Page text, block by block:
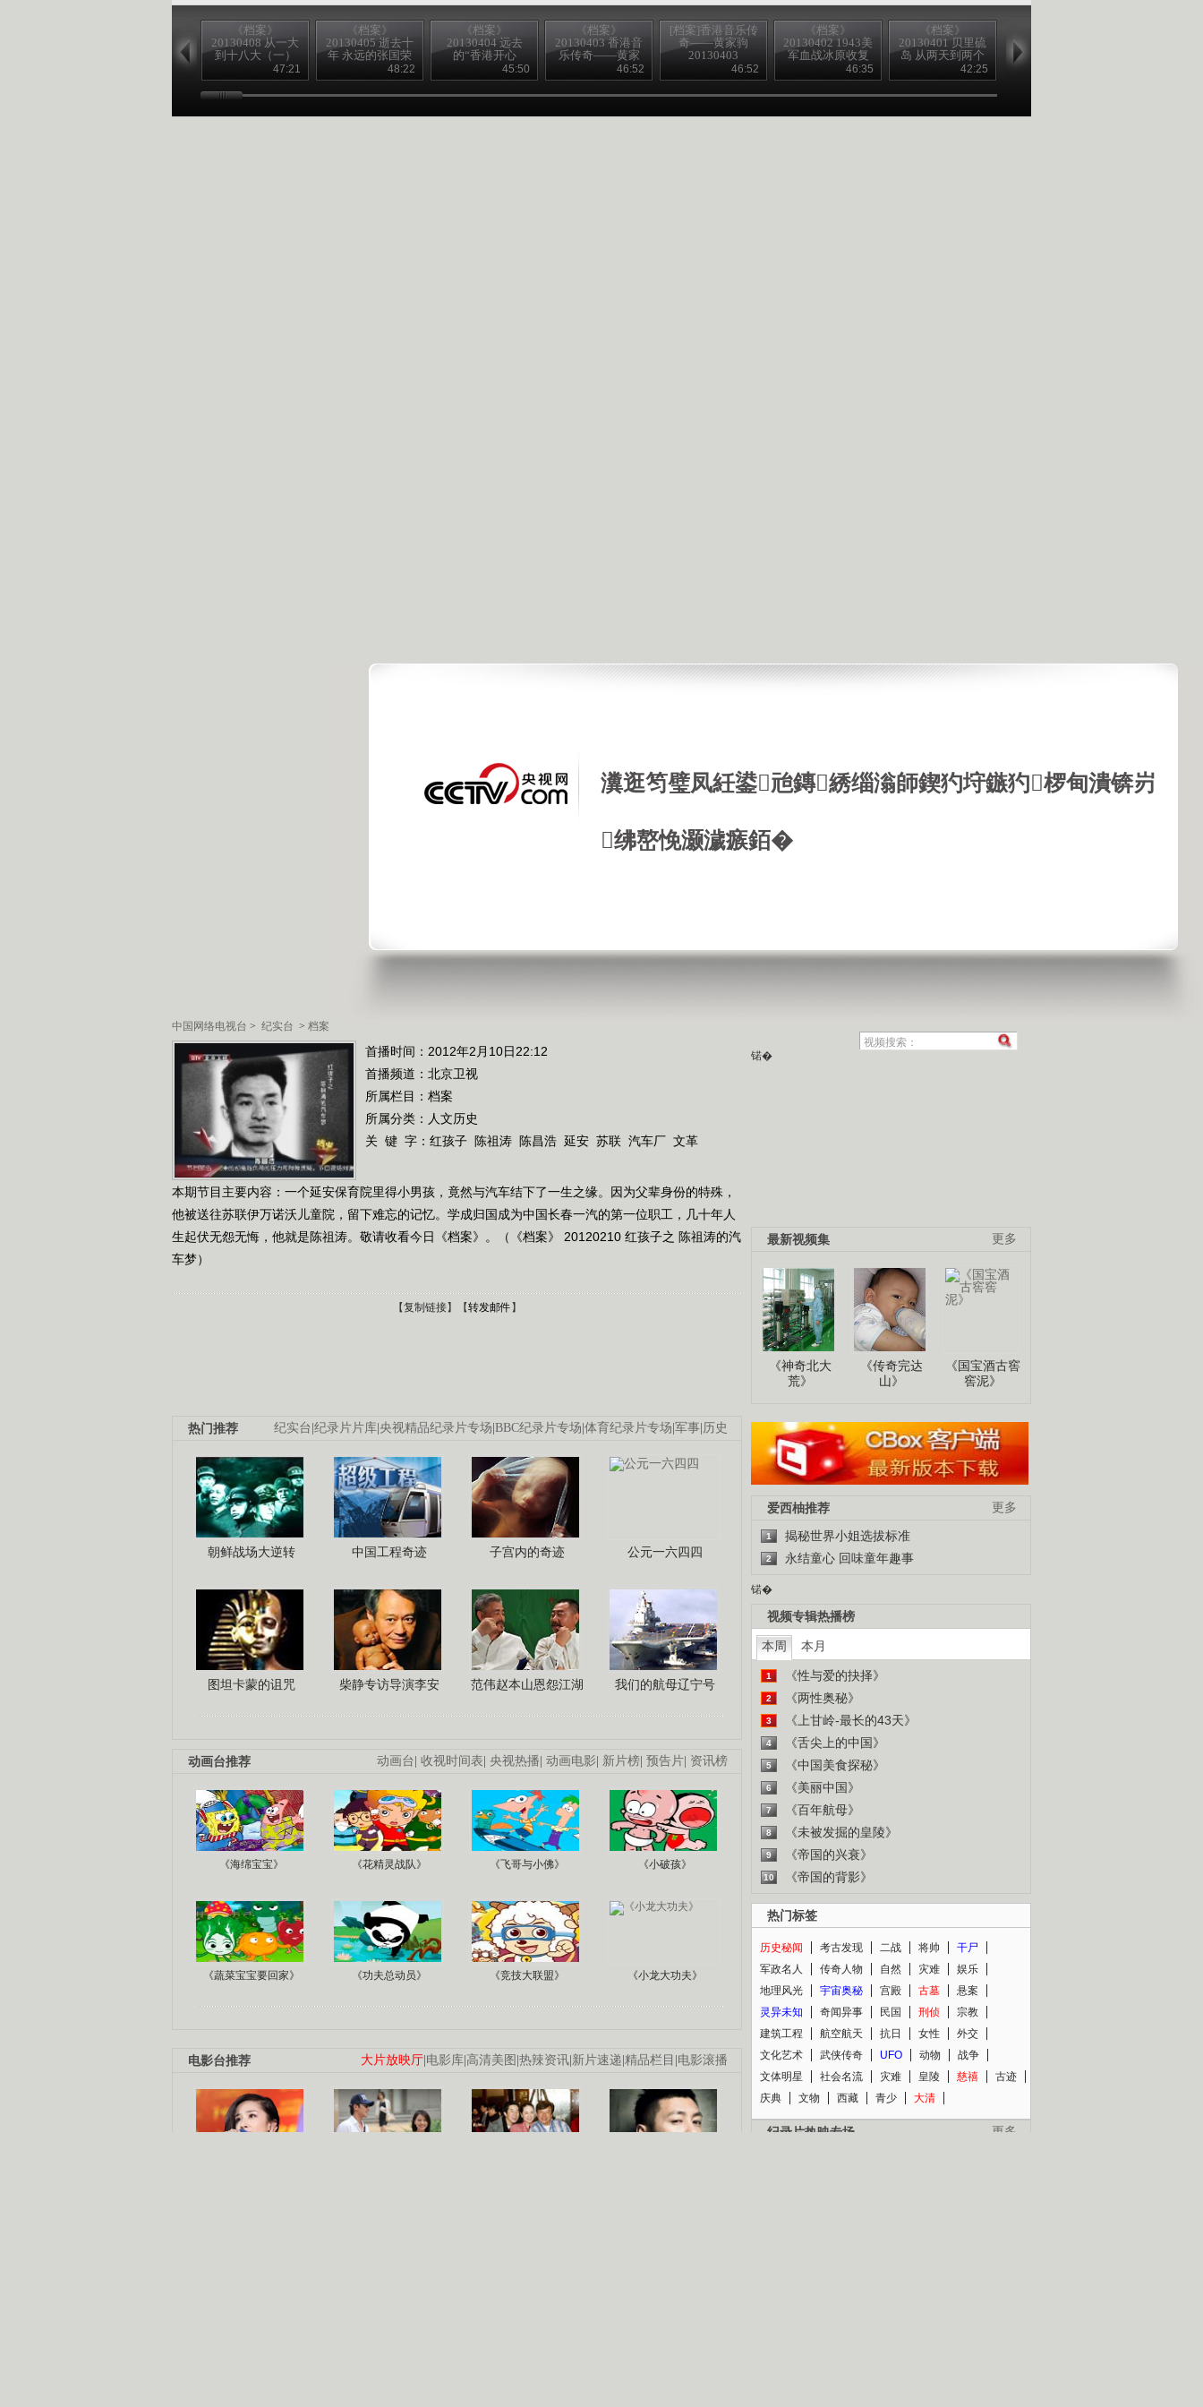
瀵逛笉璧凤紝鍙兘鏄綉缁滃師鍥犳垨鏃犳椤甸潰锛岃
绋嶅悗灏濊瘯銆�
中国网络电视台 > 纪实台 > 档案
《档案》
20130408 从一大
到十八大（一）
47:21
《档案》
20130405 逝去十
年 永远的张国荣
48:22
《档案》
20130404 远去
的“香港开心
果”沈殿霞45:50
《档案》
20130403 香港音
乐传奇——黄家
46:52
[档案]香港音乐传
奇——黄家驹
20130403
46:52
《档案》
20130402 1943美
军血战冰原收复
46:35
《档案》
20130401 贝里硫
岛 从两天到两个
42:25
20130329 悍匪周
首播时间：2012年2月10日22:12
首播频道： 北京卫视
所属栏目： 档案
所属分类：人文历史
关 键 字： 红孩子 陈祖涛 陈昌浩 延安 苏联 汽车厂 文革
本期节目主要内容：一个延安保育院里得小男孩，竟然与汽车结下了一生之缘。因为父辈身份的特殊，
他被送往苏联伊万诺沃儿童院，留下难忘的记忆。学成归国成为中国长春一汽的第一位职工，几十年人
生起伏无怨无悔，他就是陈祖涛。敬请收看今日《档案》。（《档案》 20120210 红孩子之 陈祖涛的汽
车梦）
【复制链接】【转发邮件 】
纪实台 纪录片片库 央视精品纪录片专场 BBC纪录片专场 体育纪录片专场 军事 历史
热门推荐
朝鲜战场大逆转 中国工程奇迹 子宫内的奇迹 公元一六四四
图坦卡蒙的诅咒 柴静专访导演李安 范伟赵本山恩怨江湖 我们的航母辽宁号
动画台 收视时间表 央视热播 动画电影 新片榜 预告片 资讯榜
动画台推荐
《海绵宝宝》 《花精灵战队》 《飞哥与小佛》 《小破孩》
《蔬菜宝宝要回家》 《功夫总动员》 《竞技大联盟》 《小龙大功夫》
大片放映厅 电影库 高清美图 热辣资讯 新片速递 精品栏目 电影滚播
电影台推荐
锘�
更多
最新视频集
《神奇北大
荒》
《传奇完达
山》
《国宝酒古窖
窖泥》
更多
爱西柚推荐
1 揭秘世界小姐选拔标准
2 永结童心 回味童年趣事
锘�
视频专辑热播榜
本周 本月
1 《性与爱的抉择》
2 《两性奥秘》
3 《上甘岭-最长的43天》
4 《舌尖上的中国》
5 《中国美食探秘》
6 《美丽中国》
7 《百年航母》
8 《未被发掘的皇陵》
9 《帝国的兴衰》
10 《帝国的背影》
热门标签
历史秘闻 考古发现 二战 将帅
干尸
军政名人
传奇人物 自然 灾难
娱乐
地理风光
宇宙奥秘 宫殿 古墓
悬案
灵异未知
奇闻异事 民国 刑侦
宗教
建筑工程
航空航天 抗日 女性
外交
文化艺术
武侠传奇 UFO 动物
战争
文体明星
社会名流 灾难 皇陵 慈禧
古迹
庆典
文物 西藏 青少 大清
更多
纪录片热映专场